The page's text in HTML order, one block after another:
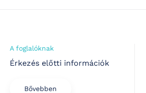
A foglalóknak
Érkezés előtti információk
Bővebben